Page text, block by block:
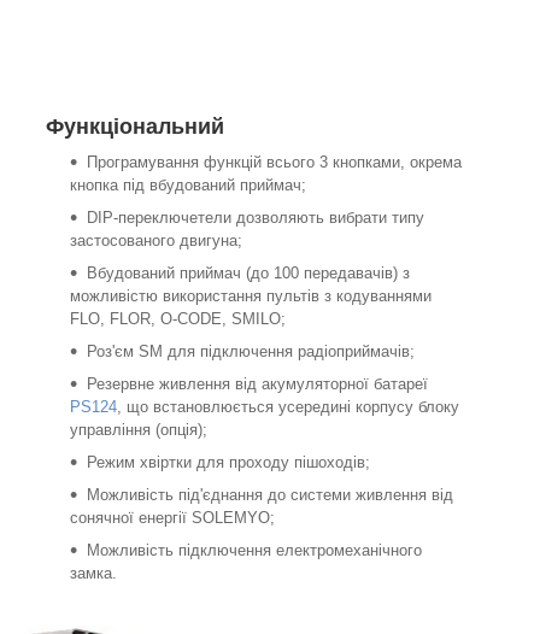
Функціональний
Програмування функцій всього 3 кнопками, окрема
кнопка під вбудований приймач;
DIP-переключетели дозволяють вибрати типу
застосованого двигуна;
Вбудований приймач (до 100 передавачів) з
можливістю використання пультів з кодуваннями
FLO, FLOR, O-CODE, SMILO;
Роз'єм SM для підключення радіоприймачів;
Резервне живлення від акумуляторної батареї
PS124, що встановлюється усередині корпусу блоку
управління (опція);
Режим хвіртки для проходу пішоходів;
Можливість під'єднання до системи живлення від
сонячної енергії SOLEMYO;
Можливість підключення електромеханічного
замка.